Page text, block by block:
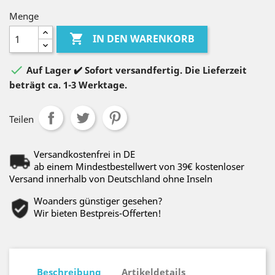
Menge
 IN DEN WARENKORB
 Auf Lager ✔️ Sofort versandfertig. Die Lieferzeit
beträgt ca. 1-3 Werktage.
Teilen
Versandkostenfrei in DE
ab einem Mindestbestellwert von 39€ kostenloser
Versand innerhalb von Deutschland ohne Inseln
Woanders günstiger gesehen?
Wir bieten Bestpreis-Offerten!
Beschreibung Artikeldetails